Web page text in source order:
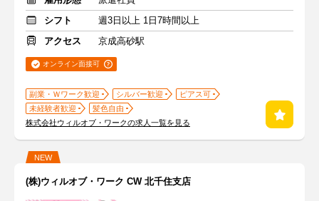
シフト
週3日以上 1日7時間以上
アクセス
京成高砂駅
オンライン面接可
副業・Ｗワーク歓迎 シルバー歓迎
ピアス可
未経験者歓迎
髪色自由
株式会社ウィルオブ・ワークの求人一覧を見る
NEW
(株)ウィルオブ・ワーク CW 北千住支店